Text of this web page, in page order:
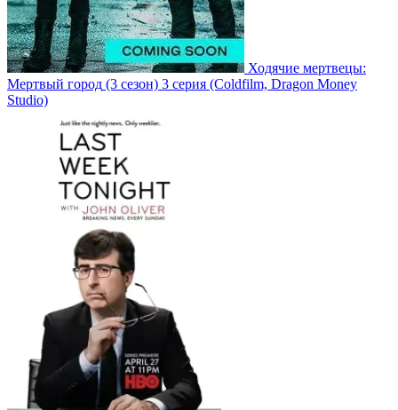
Ходячие мертвецы:
Мертвый город (3 сезон) 3 серия (Coldfilm, Dragon Money
Studio)